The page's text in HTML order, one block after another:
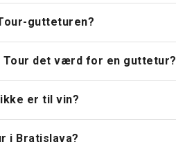
gutteturen?
Tour det værd for en guttetur?
er til vin?
i Bratislava?